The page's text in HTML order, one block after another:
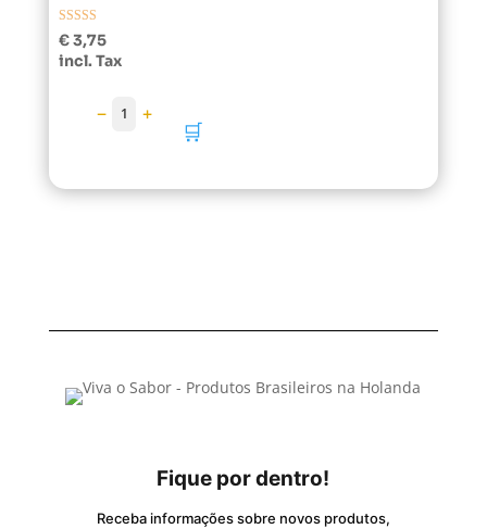
Avaliação
5.00
de 5
€3,75
incl. Tax
− 1 +
🛒
Fique por dentro!
Receba informações sobre novos produtos,